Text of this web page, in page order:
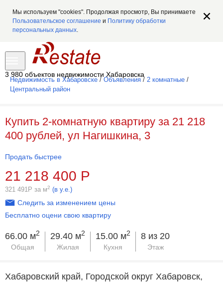
Мы используем "cookies". Продолжая просмотр, Вы принимаете
Пользовательское соглашение и Политику обработки
персональных данных.
3 980 объектов недвижимости Хабаровска
Недвижимость в Хабаровске / Объявления / 2 комнатные /
Центральный район
Купить 2-комнатную квартиру за 21 218
400 рублей, ул Нагишкина, 3
Продать быстрее
21 218 400 Р
321 491Р за м2 (в у.е.)
Следить за изменением цены
Бесплатно оцени свою квартиру
66.00 м2
Общая
29.40 м2
Жилая
15.00 м2
Кухня
8 из 20
Этаж
Хабаровский край, Городской округ Хабаровск,